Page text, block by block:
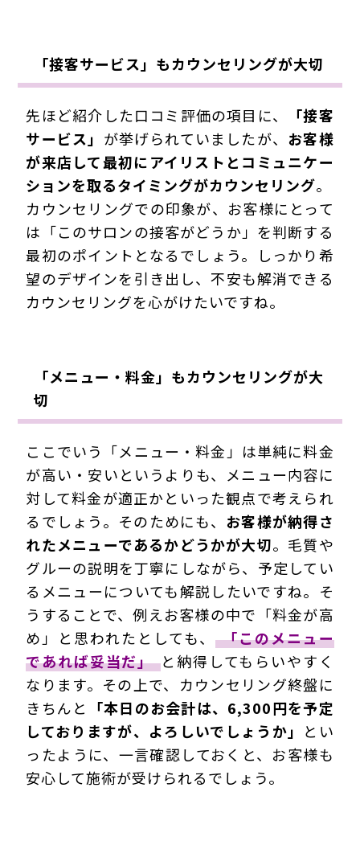
「接客サービス」もカウンセリングが大切
先ほど紹介した口コミ評価の項目に、
「接客
サービス」 が挙げられていましたが、 お客様
が来店して最初にアイリストとコミュニケー
ションを取るタイミングがカウンセリング。
カウンセリングでの印象が、お客様にとって
は「このサロンの接客がどうか」を判断する
最初のポイントとなるでしょう。しっかり希
望のデザインを引き出し、不安も解消できる
カウンセリングを心がけたいですね。
「メニュー・料金」もカウンセリングが大
切
ここでいう「メニュー・料金」は単純に料金
が高い・安いというよりも、メニュー内容に
対して料金が適正かといった観点で考えられ
るでしょう。そのためにも、 お客様が納得さ
れたメニューであるかどうかが大切。毛質や
グルーの説明を丁寧にしながら、予定してい
るメニューについても解説したいですね。そ
うすることで、例えお客様の中で「料金が高
め」と思われたとしても、
「このメニュー
であれば妥当だ」 と納得してもらいやすく
なります。その上で、カウンセリング終盤に
きちんと
「本日のお会計は、6,300円を予定
しておりますが、よろしいでしょうか」 とい
ったように、一言確認しておくと、お客様も
安心して施術が受けられるでしょう。